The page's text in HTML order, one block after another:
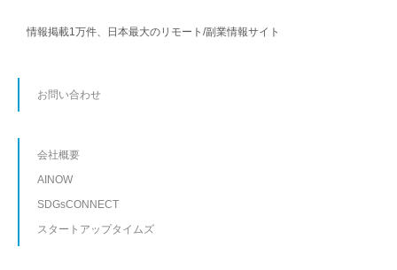
情報掲載1万件、日本最大のリモート/副業情報サイト
お問い合わせ
会社概要
AINOW
SDGsCONNECT
スタートアップタイムズ